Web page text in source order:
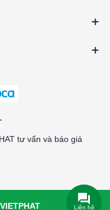
tư vấn và báo giá
VIETPHAT Liên hệ